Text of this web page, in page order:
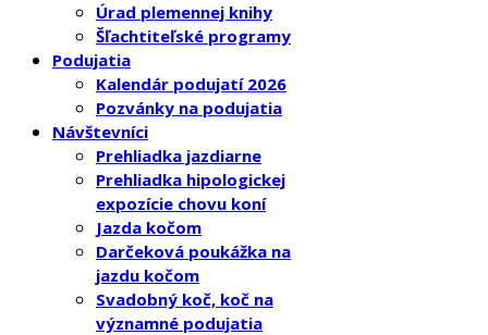
Úrad plemennej knihy
Šľachtiteľské programy
Podujatia
Kalendár podujatí 2026
Pozvánky na podujatia
Návštevníci
Prehliadka jazdiarne
Prehliadka hipologickej
expozície chovu koní
Jazda kočom
Darčeková poukážka na
jazdu kočom
Svadobný koč, koč na
významné podujatia